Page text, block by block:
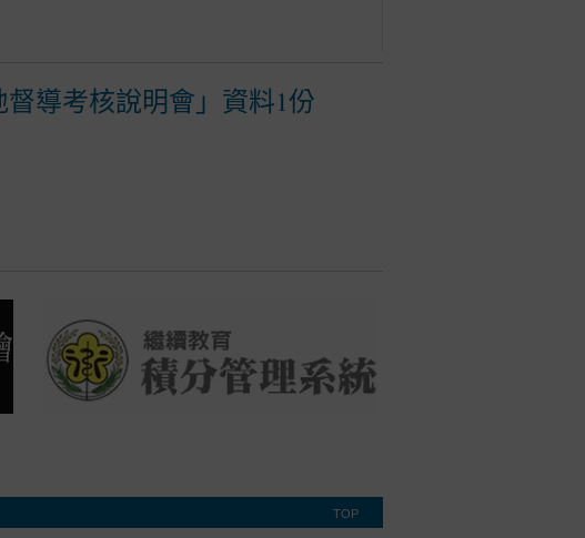
導考核說明會」資料1份
TOP